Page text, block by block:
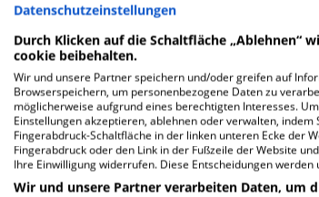
FAQ
Hier ﬁnden Sie häuﬁg gestellte Fragen zu
Wie lautet die Adresse von MVZ
Luitpoldstr. 14
76870 Kandel
Datenschutzeinstellungen
Durch Klicken auf die Schaltfläche
cookie beibehalten.
Wir und unsere Partner speichern und/oder greifen auf
Browserspeichern, um personenbezogene Daten zu
möglicherweise aufgrund eines berechtigten Interesses.
Einstellungen akzeptieren, ablehnen oder verwalten,
Fingerabdruck-Schaltfläche in der linken unteren Ecke der
Fingerabdruck oder den Link in der Fußzeile der Website
Ihre Einwilligung widerrufen. Diese Entscheidungen
Wir und unsere Partner verarbeiten Daten, um